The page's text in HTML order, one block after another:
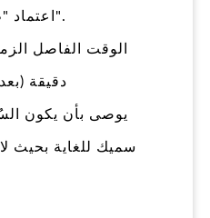
اعتماد "طريقة الكشط المتقاطع".
دقيقة
سميك للغاية بحيث